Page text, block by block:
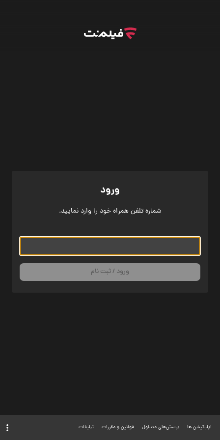
ورود
شماره تلفن همراه خود را وارد نمایید.
ورود / ثبت نام
اپلیکیشن ها پرسش‌های متداول قوانین و مقررات تبلیغات